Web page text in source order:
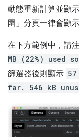
動態重新計算並顯
圍」 分頁一律會顯
在下方範例中，請
MB (22%) used
篩選器後則顯示
far. 546 kB